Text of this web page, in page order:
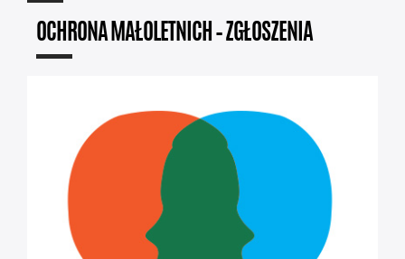
OCHRONA MAŁOLETNICH – ZGŁOSZENIA